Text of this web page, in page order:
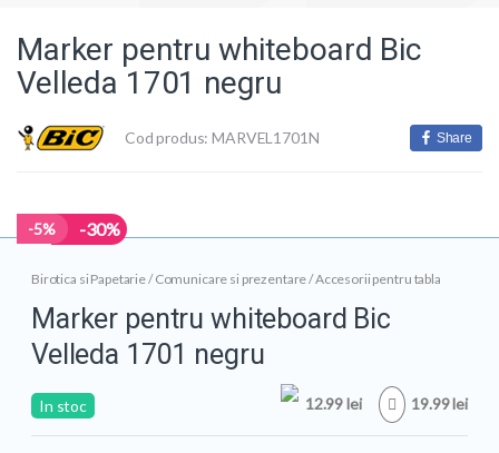
Marker pentru whiteboard Bic
Velleda 1701 negru
Cod produs: MARVEL1701N Share
-5% -30%
Birotica si Papetarie/Comunicare si prezentare/Accesorii pentru tabla
Marker pentru whiteboard Bic
Velleda 1701 negru
In stoc 19.99 lei
12.99 lei